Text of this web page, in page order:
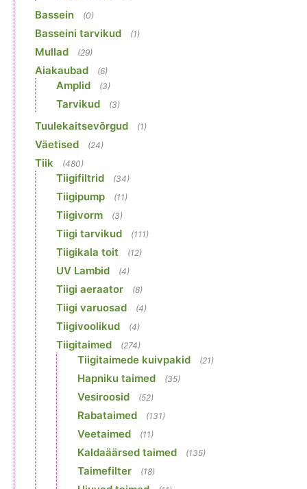
Bassein (0)
Basseini tarvikud (1)
Mullad (29)
Aiakaubad (6)
Amplid (3)
Tarvikud (3)
Tuulekaitsevõrgud (1)
Väetised (24)
Tiik (480)
Tiigifiltrid (34)
Tiigipump (11)
Tiigivorm (3)
Tiigi tarvikud (111)
Tiigikala toit (12)
UV Lambid (4)
Tiigi aeraator (8)
Tiigi varuosad (4)
Tiigivoolikud (4)
Tiigitaimed (274)
Tiigitaimede kuivpakid (21)
Hapniku taimed (35)
Vesiroosid (52)
Rabataimed (131)
Veetaimed (11)
Kaldaäärsed taimed (135)
Taimefilter (18)